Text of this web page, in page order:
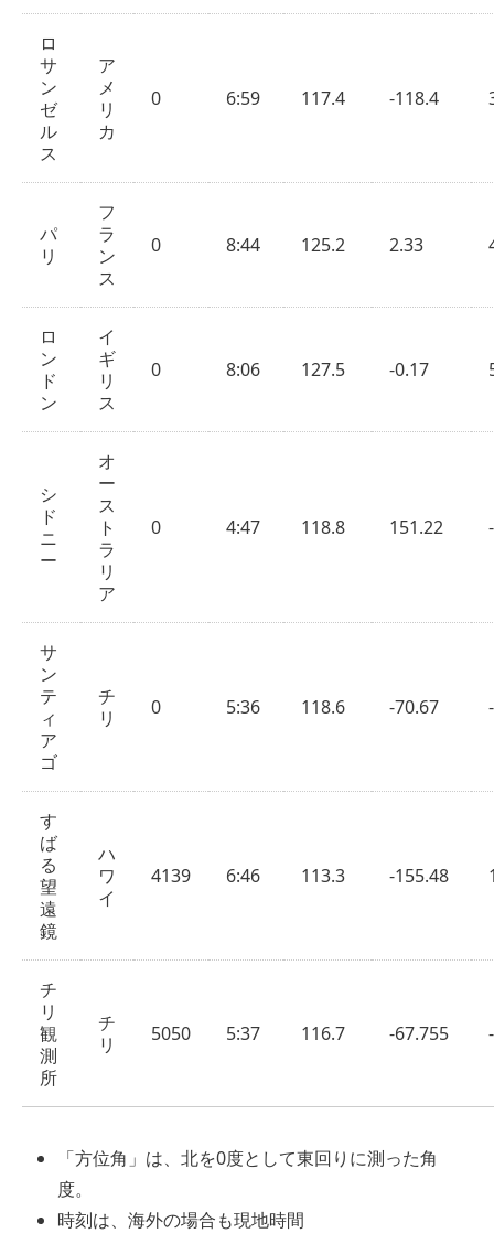
ロ
サ
ン
ゼ
ル
ス
ア
メ
リ
カ
0 6:59 117.4 -118.4
パ
リ
フ
ラ
ン
ス
0 8:44 125.2 2.33
ロ
ン
ド
ン
イ
ギ
リ
ス
0 8:06 127.5 -0.17
シ
ド
ニ
ー
オ
ー
ス
ト
ラ
リ
ア
0 4:47 118.8 151.22
サ
ン
テ
ィ
ア
ゴ
チ
リ
0 5:36 118.6 -70.67
す
ば
る
望
遠
鏡
ハ
ワ
イ
4139 6:46 113.3 -155.48
チ
リ
観
測
所
チ
リ
5050 5:37 116.7 -67.755
「方位角」は、北を0度として東回りに測った角
度。
時刻は、海外の場合も現地時間